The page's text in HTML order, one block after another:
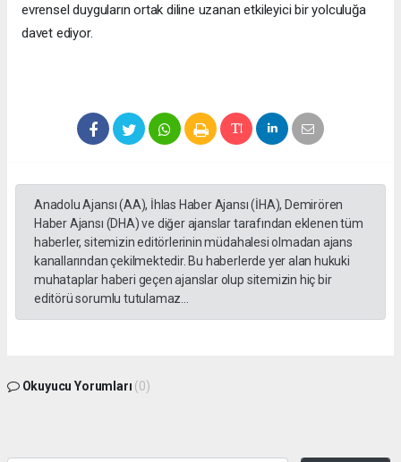
evrensel duyguların ortak diline uzanan etkileyici bir yolculuğa
davet ediyor.
Anadolu Ajansı (AA), İhlas Haber Ajansı (İHA), Demirören
Haber Ajansı (DHA) ve diğer ajanslar tarafından eklenen tüm
haberler, sitemizin editörlerinin müdahalesi olmadan ajans
kanallarından çekilmektedir. Bu haberlerde yer alan hukuki
muhataplar haberi geçen ajanslar olup sitemizin hiç bir
editörü sorumlu tutulamaz...
Okuyucu Yorumları (0)